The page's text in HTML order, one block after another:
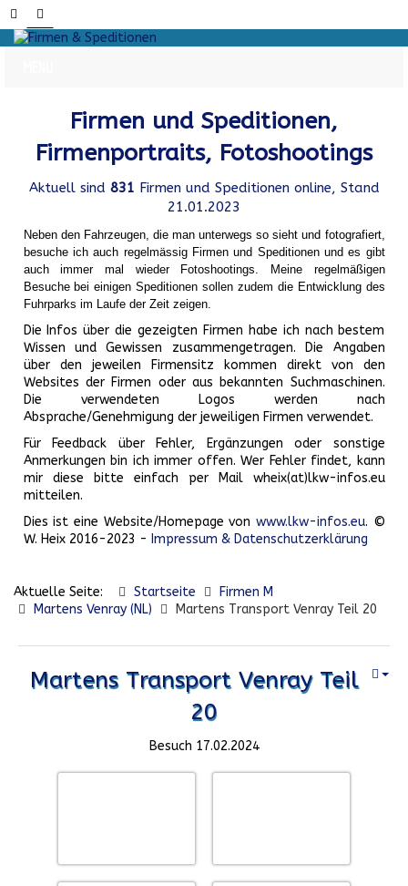
Firmen und Speditionen,
Firmenportraits, Fotoshootings
Aktuell sind 831 Firmen und Speditionen online, Stand
21.01.2023
Neben den Fahrzeugen, die man unterwegs so sieht und fotografiert,
besuche ich auch regelmässig Firmen und Speditionen und es gibt
auch immer mal wieder Fotoshootings.
Meine regelmäßigen
Besuche bei einigen Speditionen sollen zudem die Entwicklung des
Fuhrparks im Laufe der Zeit zeigen.
Die Infos über die gezeigten Firmen habe ich nach bestem
Wissen und Gewissen zusammengetragen. Die Angaben
über den jeweilen Firmensitz kommen direkt von den
Websites der Firmen oder aus bekannten Suchmaschinen.
Die verwendeten Logos werden nach
Absprache/Genehmigung der jeweiligen Firmen verwendet.
Für Feedback über Fehler, Ergänzungen oder sonstige
Anmerkungen bin ich immer offen. Wer Fehler findet, kann
mir diese bitte einfach per Mail wheix(at)lkw-infos.eu
mitteilen.
Dies ist eine Website/Homepage von www.lkw-infos.eu. ©
W. Heix 2016-2023 - Impressum & Datenschutzerklärung
Aktuelle Seite: Startseite
Firmen M
Martens Venray (NL)
Martens Transport Venray Teil 20
Martens Transport Venray Teil
20
Besuch 17.02.2024